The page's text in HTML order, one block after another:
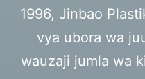
1996, Jinbao
vya ubora wa
wauzaji jumla wa